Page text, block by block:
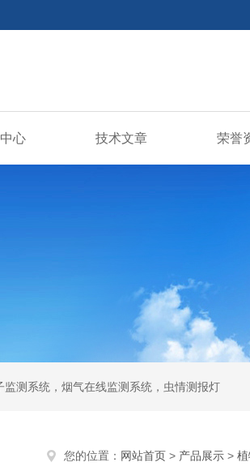
心 技术文章 荣誉
测系统，烟气在线监测系统，虫情测报灯
您的位置： 网站首页 > 产品展示 >